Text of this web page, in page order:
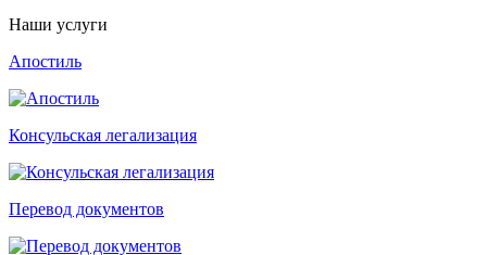
Наши услуги
Апостиль
Консульская легализация
Перевод документов